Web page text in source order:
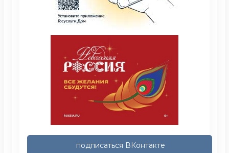
подписаться ВКонтакте